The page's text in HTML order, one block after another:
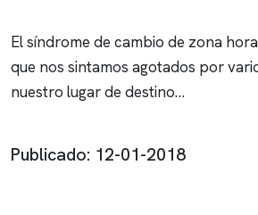
El síndrome de cambio de zona
que nos sintamos agotados por
nuestro lugar de destino…
Publicado: 12-01-2018